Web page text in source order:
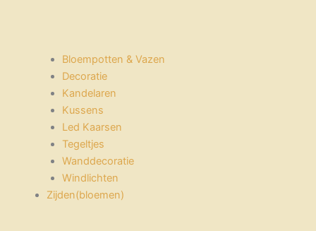
Bloempotten & Vazen
Decoratie
Kandelaren
Kussens
Led Kaarsen
Tegeltjes
Wanddecoratie
Windlichten
Zijden(bloemen)